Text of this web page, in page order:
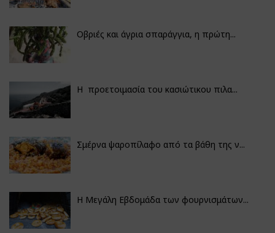
Οβριές και άγρια σπαράγγια, η πρώτη...
Η προετοιμασία του κασιώτικου πιλα...
Σμέρνα ψαροπίλαφο από τα βάθη της ν...
Η Μεγάλη Εβδομάδα των φουρνισμάτων...